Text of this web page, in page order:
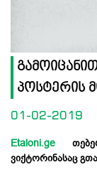
პოსტერის
01-02-2019
Etaloni.ge
ვიქტორინასაც